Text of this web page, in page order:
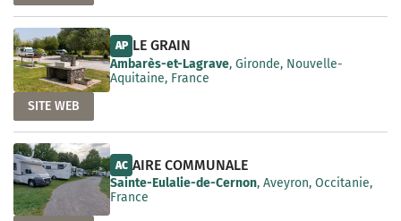
AP LE GRAIN
Ambarès-et-Lagrave, Gironde, Nouvelle-
Aquitaine, France
SITE WEB
AC AIRE COMMUNALE
Sainte-Eulalie-de-Cernon, Aveyron, Occitanie,
France